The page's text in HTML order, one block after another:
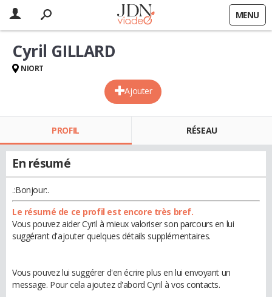
MENU
Ajouter
Cyril GILLARD
NIORT
PROFIL RÉSEAU
En résumé
.:Bonjour:.
Le résumé de ce profil est encore très bref.
Vous pouvez aider Cyril à mieux valoriser son parcours en lui
suggérant d'ajouter quelques détails supplémentaires.
Vous pouvez lui suggérer d'en écrire plus en lui envoyant un
message. Pour cela ajoutez d'abord Cyril à vos contacts.